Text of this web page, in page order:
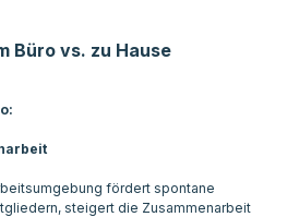
Büro vs. zu Hause
fördert spontane
steigert die Zusammenarbeit